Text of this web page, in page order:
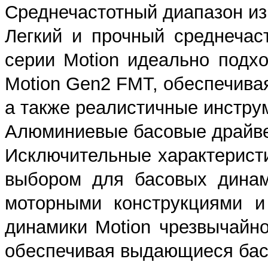
Среднечастотный диапазон
Легкий и прочный
серии Motion идеально
Motion Gen2 FMT,
а также реалистичные
Алюминиевые басовые
Исключительные
выбором для басовых
моторными конструкциями
динамики Motion
обеспечивая выдающиеся